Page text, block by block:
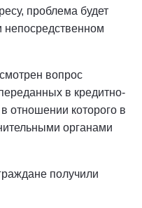
проблема будет
непосредственном
вопрос
в кредитно-
отношении которого в
органами
получили